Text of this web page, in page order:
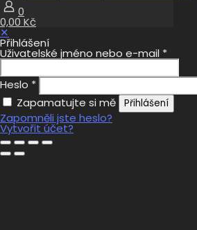
0
0,00 Kč
✕
Přihlášení
Uživatelské jméno nebo e-mail *
Heslo *
Zapamatujte si mě
Přihlášení
Zapomněli jste heslo?
Vytvořit účet?